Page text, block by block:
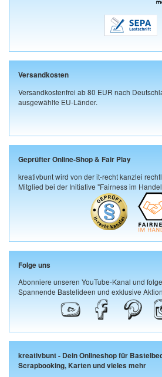
Versandkosten
Versandkostenfrei ab 80 EUR nach
ausgewählte EU-Länder.
Geprüfter Online-Shop & Fair Play
kreativbunt wird von der it-recht kanzlei
Mitglied bei der Initiative "Fairness im
Folge uns
Abonniere unseren YouTube-Kanal und
Spannende Bastelideen und exklusive
kreativbunt - Dein Onlineshop für
Scrapbooking, Karten und vieles mehr